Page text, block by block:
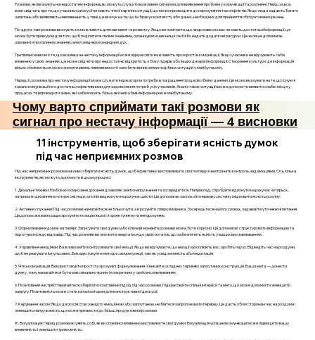
Розмови, які вказують на недостатню інформацію, можуть служити важливим сигналом для виявлення проблем у комунікації та розумінні. Перш за все,
вони свідчать про те, що учасники дискусії не мають чіткої картини ситуації, що може призводити до нерозуміння та конфліктів. Якщо люди задають багато
запитань або виявляють невпевненість у темі, це вказує на те, що їм бракує контексту або даних, необхідних для прийняття обґрунтованих рішень.
По-друге, такі розмови вказують на можливість для навчання та розвитку. Якщо ви помічаєте, що люди навколо вас не мають достатньої інформації, це
може бути приводом для того, щоб поділитися своїми знаннями, організувати навчальні сесії або надати додаткові ресурси. Це не лише допомагає
заповнити прогалини в знаннях, але й зміцнює командний дух.
Третім висновком є те, що вказівка на нестачу інформації може підкреслити важливість прозорості в комунікації. Якщо учасники не відчувають себе
впевнено у своїх знаннях, це може свідчити про недостатню відкритість з боку лідерів або інших джерел інформації. Створення культури, де інформація
вільно обмінюється, може знизити рівень невпевненості і запобігти виникненню подібних ситуацій у майбутньому.
Нарешті, розмова про нестачу інформації може служити індикатором потреби в покращенні процесів обміну даними. Це може вказувати на те, що існуючі
канали комунікації не є достатньо ефективними для задоволення потреб усіх учасників. Аналіз таких ситуацій може допомогти виявити слабкі місця у
процесах та впровадити зміни, які забезпечать більш якісний обмін інформацією в майбутньому.
Чому варто сприймати такі розмови як
сигнал про нестачу інформації — 4 висновки
11 інструментів, щоб зберігати ясність думок
під час неприємних розмов
Під час неприємних розмов важливо зберігати ясність думок, щоб ефективно висловлювати свої погляди і не втрачати контроль над емоціями. Ось кілька
інструментів, які можуть допомогти в цьому процесі:
1. Дихальні техніки: Глибоке й осмислене дихання дозволяє зняти напруження та зосередитися. Наприклад, спробуйте вдихнути на рахунок чотирьох,
затримати дихання на чотири секунди, а потім видихнути на рахунок шести. Це допомагає заспокоїти нервову систему і відновити ясність розуму.
2. Активне слухання: Під час розмови намагайтеся не тільки чути, а й розуміти співрозмовника. Зосередьтеся на його словах, задавайте уточнюючі питання.
Це допоможе вам краще зрозуміти позицію іншої сторони і уникнути непорозумінь.
3. Формулювання думок на папері: Записувати свої думки або ключові моменти розмови може бути корисно. Це допомагає структурувати інформацію та
підготуватися до відповіді. Під час розмови ви зможете звертатися до своїх нотаток, що забезпечить ясність у ваших висловлюваннях.
4. Управління емоціями: Важливо вміти контролювати свої емоції. Якщо ви відчуваєте, що емоції захоплюють вас, зробіть паузу. Відведіть час на роздуми,
щоб не реагувати імпульсивно. Використовуйте методи саморегуляції, такі як усвідомленість або медитація.
5. Чітка комунікація: Використовуйте прості та зрозумілі формулювання. Уникайте складних термінів і заплутаних конструкцій. Ваша мета — донести
думку, тому намагайтеся бути максимально ясним і конкретним у своїх висловлюваннях.
6. Позитивний настрій: Намагайтеся зберігати позитивний підхід під час розмови. Підкреслюйте спільні інтереси та мету, що може допомогти зменшити
напругу. Позитивність може стати каталізатором для конструктивної дискусії.
7. Керування часом: Якщо дискусія стає занадто емоційною або заплутаною, не бійтеся запропонувати перерву. Це дасть обом сторонам час на роздуми і
зменшить напруженість, що може призвести до більш продуктивної розмови.
8. Візуалізація: Перед розмовою уявіть собі, як ви спокійно і впевнено висловлюєте свої думки. Візуалізація успішної комунікації може підвищити вашу
впевненість і зменшити тривожність.